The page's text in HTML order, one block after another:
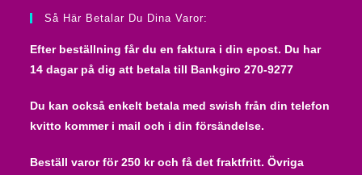
Så Här Betalar Du Dina Varor:
Efter beställning får du en faktura i din epost. Du har
14 dagar på dig att betala till Bankgiro 270-9277
Du kan också enkelt betala med swish från din telefon
kvitto kommer i mail och i din försändelse.
Beställ varor för 250 kr och få det fraktfritt. Övriga